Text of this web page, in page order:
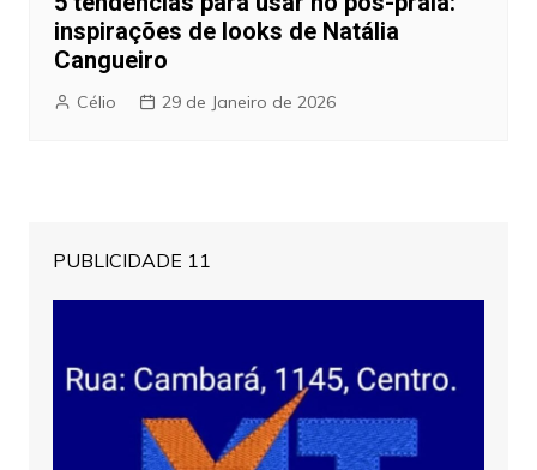
inspirações de looks de Natália
Cangueiro
Célio 29 de Janeiro de 2026
PUBLICIDADE 11